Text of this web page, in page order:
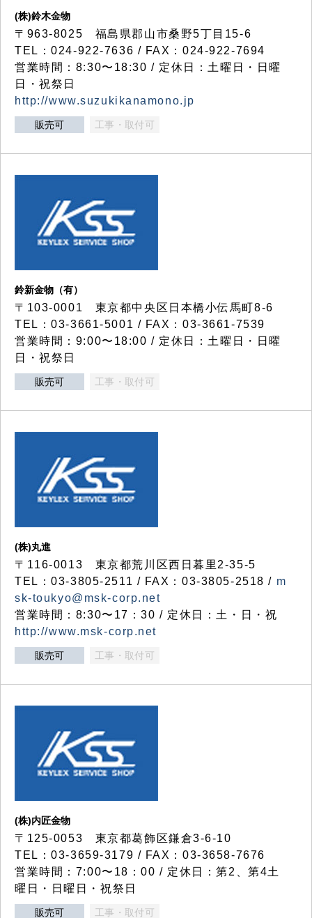
(株)鈴木金物
〒963-8025 福島県郡山市桑野5丁目15-6
TEL：024-922-7636 / FAX：024-922-7694
営業時間：8:30〜18:30 / 定休日：土曜日・日曜
日・祝祭日
http://www.suzukikanamono.jp
販売可 工事・取付可
鈴新金物（有）
〒103-0001 東京都中央区日本橋小伝馬町8-6
TEL：03-3661-5001 / FAX：03-3661-7539
営業時間：9:00〜18:00 / 定休日：土曜日・日曜
日・祝祭日
販売可 工事・取付可
(株)丸進
〒116-0013 東京都荒川区西日暮里2-35-5
TEL：03-3805-2511 / FAX：03-3805-2518 / m
sk-toukyo@msk-corp.net
営業時間：8:30〜17：30 / 定休日：土・日・祝
http://www.msk-corp.net
販売可 工事・取付可
(株)内匠金物
〒125-0053 東京都葛飾区鎌倉3-6-10
TEL：03-3659-3179 / FAX：03-3658-7676
営業時間：7:00〜18：00 / 定休日：第2、第4土
曜日・日曜日・祝祭日
販売可 工事・取付可